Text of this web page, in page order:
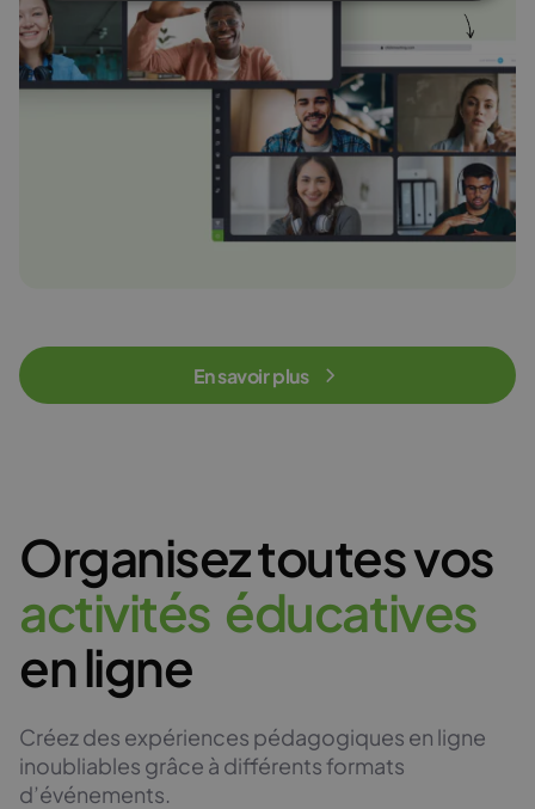
En savoir plus
Organisez toutes vos
activités éducatives
en ligne
Créez des expériences pédagogiques en ligne
inoubliables grâce à différents formats
d’événements.